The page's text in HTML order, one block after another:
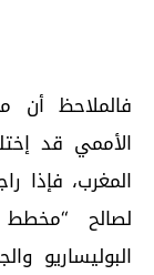
فالملاحظ أن
الأممي قد
المغرب، فإذا
لصالح
البوليساريو